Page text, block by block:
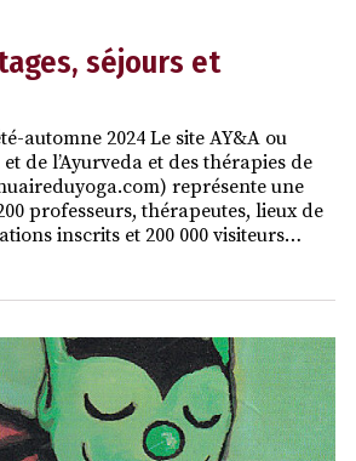
séjours et
automne 2024 Le site AY&A ou
de l’Ayurveda et des thérapies de
représente une
professeurs, thérapeutes, lieux de
inscrits et 200 000 visiteurs…